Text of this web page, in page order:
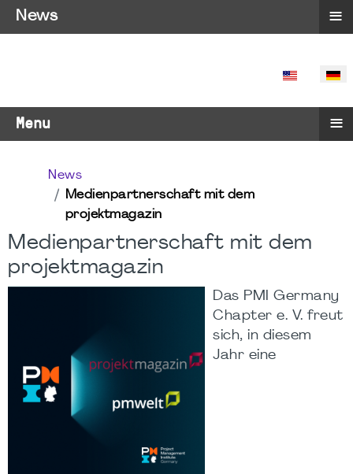
SPRACHE
Menu ≡
News
Medienpartnerschaft mit dem
projektmagazin
Medienpartnerschaft mit dem
projektmagazin
Das PMI Germany
Chapter e. V. freut
sich, in diesem
Jahr eine
News ≡